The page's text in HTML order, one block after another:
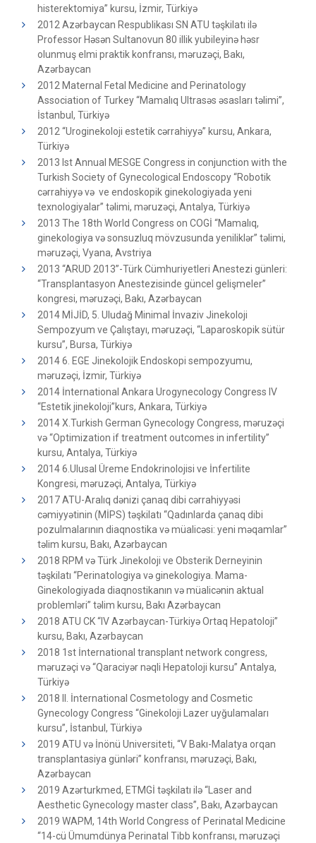
histerektomiya” kursu, İzmir, Türkiyə
2012 Azərbaycan Respublikası SN ATU təşkilatı ilə
Professor Həsən Sultanovun 80 illik yubileyinə həsr
olunmuş elmi praktik konfransı, məruzəçi, Bakı,
Azərbaycan
2012 Maternal Fetal Medicine and Perinatology
Association of Turkey “Mamalıq Ultrasəs əsasları təlimi”,
İstanbul, Türkiyə
2012 “Uroginekoloji estetik cərrahiyyə” kursu, Ankara,
Türkiyə
2013 Ist Annual MESGE Congress in conjunction with the
Turkish Society of Gynecological Endoscopy “Robotik
cərrahiyyə və ve endoskopik ginekologiyada yeni
texnologiyalar” təlimi, məruzəçi, Antalya, Türkiyə
2013 The 18th World Congress on COGİ “Mamalıq,
ginekologiya və sonsuzluq mövzusunda yeniliklər” təlimi,
məruzəçi, Vyana, Avstriya
2013 “ARUD 2013”-Türk Cümhuriyetleri Anestezi günleri:
“Transplantasyon Anestezisinde güncel gelişmeler”
kongresi, məruzəçi, Bakı, Azərbaycan
2014 MİJİD, 5. Uludağ Minimal İnvaziv Jinekoloji
Sempozyum ve Çalıştayı, məruzəçi, “Laparoskopik sütür
kursu”, Bursa, Türkiyə
2014 6. EGE Jinekolojik Endoskopi sempozyumu,
məruzəçi, İzmir, Türkiyə
2014 İnternational Ankara Urogynecology Congress IV
“Estetik jinekoloji”kurs, Ankara, Türkiyə
2014 X.Turkish German Gynecology Congress, məruzəçi
və “Optimization if treatment outcomes in infertility”
kursu, Antalya, Türkiyə
2014 6.Ulusal Üreme Endokrinolojisi ve İnfertilite
Kongresi, məruzəçi, Antalya, Türkiyə
2017 ATU-Aralıq dənizi çanaq dibi cərrahiyyəsi
cəmiyyətinin (MİPS) təşkilatı “Qadınlarda çanaq dibi
pozulmalarının diaqnostika və müalicəsi: yeni məqamlar”
təlim kursu, Bakı, Azərbaycan
2018 RPM və Türk Jinekoloji ve Obsterik Derneyinin
təşkilatı “Perinatologiya və ginekologiya. Mama-
Ginekologiyada diaqnostikanın və müalicənin aktual
problemləri” təlim kursu, Bakı Azərbaycan
2018 ATU CK “IV Azərbaycan-Türkiyə Ortaq Hepatoloji”
kursu, Bakı, Azərbaycan
2018 1st İnternational transplant network congress,
məruzəçi və “Qaraciyər nəqli Hepatoloji kursu” Antalya,
Türkiyə
2018 II. İnternational Cosmetology and Cosmetic
Gynecology Congress “Ginekoloji Lazer uyğulamaları
kursu”, İstanbul, Türkiyə
2019 ATU və İnönü Universiteti, “V Bakı-Malatya orqan
transplantasiya günləri” konfransı, məruzəçi, Bakı,
Azərbaycan
2019 Azərturkmed, ETMGİ təşkilatı ilə “Laser and
Aesthetic Gynecology master class”, Bakı, Azərbaycan
2019 WAPM, 14th World Congress of Perinatal Medicine
“14-cü Ümumdünya Perinatal Tibb konfransı, məruzəçi